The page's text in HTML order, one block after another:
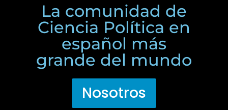
La comunidad de
Ciencia Política en
español más
grande del mundo
Nosotros